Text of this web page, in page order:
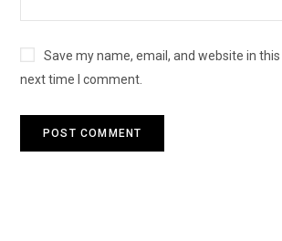
Save my name, email, and website in
next time I comment.